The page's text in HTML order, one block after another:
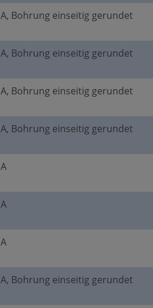
A, Bohrung einseitig gerundet
A, Bohrung einseitig gerundet
A, Bohrung einseitig gerundet
A, Bohrung einseitig gerundet
A
A
A
A, Bohrung einseitig gerundet